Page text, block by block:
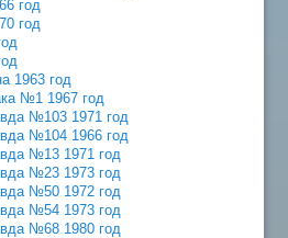
год
год
1963 год
№1 1967 год
№103 1971 год
№104 1966 год
№13 1971 год
№23 1973 год
№50 1972 год
№54 1973 год
№68 1980 год